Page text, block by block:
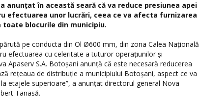
anunțat în această seară că va reduce presiunea apei
efectuarea unor lucrări, ceea ce va afecta furnizarea
blocurile din municipiu.
pe conducta din Ol Ø600 mm, din zona Calea Naţională
efectuarea cu celeritate a tuturor operaţiunilor şi
Apaserv S.A. Botoșani anunţă că este necesară reducerea
reţeaua de distribuţie a municipiului Botoşani, aspect ce va
etajele superioare”, a anunțat directorul general Nova
Tanasă.